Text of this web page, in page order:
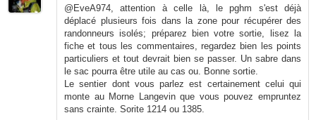
@EveA974, attention à celle là, le pghm s'est déjà
déplacé plusieurs fois dans la zone pour récupérer des
randonneurs isolés; préparez bien votre sortie, lisez la
fiche et tous les commentaires, regardez bien les points
particuliers et tout devrait bien se passer. Un sabre dans
le sac pourra être utile au cas ou. Bonne sortie.
Le sentier dont vous parlez est certainement celui qui
monte au Morne Langevin que vous pouvez empruntez
sans crainte. Sorite 1214 ou 1385.